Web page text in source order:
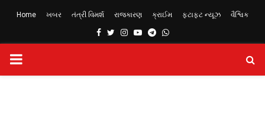
Home ખબર તંત્રી વિમર્શ રાજકારણ ક્રાઈમ ફટાફટ ન્યૂઝ વૈશ્વિક
Facebook
TwitterInstagram
YoutubeTelegram
Whatsapp
PRIMARY